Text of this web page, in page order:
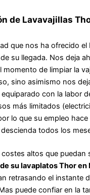
de Lavavajillas
que nos ha ofrecido el
su llegada. Nos deja
momento de limpiar la
sino asimismo nos
con la labor
más limitados
lo que su empleo
todos los
altos que puedan
su lavaplatos Thor en
retrasando el instante
puede confiar en la